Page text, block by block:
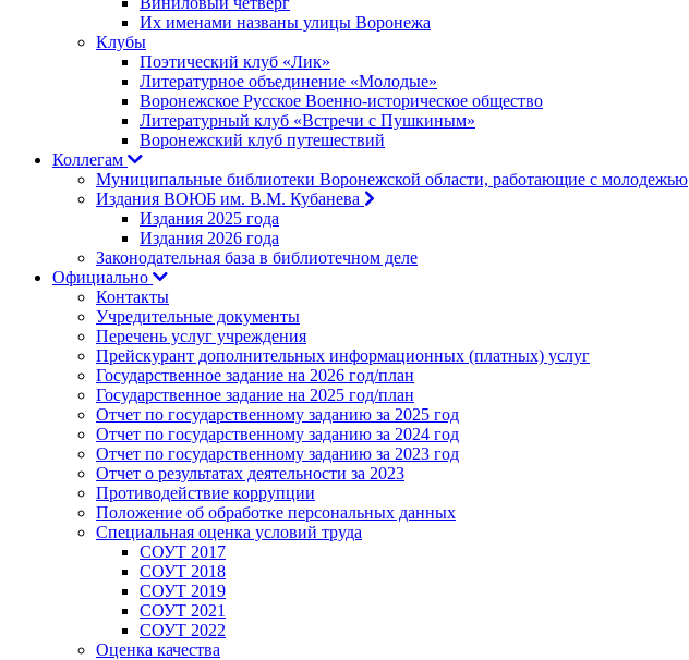
Их именами названы улицы Воронежа
Клубы
Поэтический клуб «Лик»
Литературное объединение «Молодые»
Воронежское Русское Военно-историческое общество
Литературный клуб «Встречи с Пушкиным»
Воронежский клуб путешествий
Коллегам
Муниципальные библиотеки Воронежской области, работающие с молодежью
Издания ВОЮБ им. В.М. Кубанева
Издания 2025 года
Издания 2026 года
Законодательная база в библиотечном деле
Официально
Контакты
Учредительные документы
Перечень услуг учреждения
Прейскурант дополнительных информационных (платных) услуг
Государственное задание на 2026 год/план
Государственное задание на 2025 год/план
Отчет по государственному заданию за 2025 год
Отчет по государственному заданию за 2024 год
Отчет по государственному заданию за 2023 год
Отчет о результатах деятельности за 2023
Противодействие коррупции
Положение об обработке персональных данных
Специальная оценка условий труда
СОУТ 2017
СОУТ 2018
СОУТ 2019
СОУТ 2021
СОУТ 2022
Оценка качества